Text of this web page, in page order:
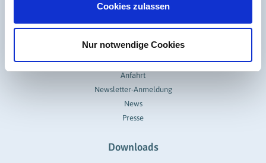
Cookies zulassen
Nur notwendige Cookies
Cookie-Einstellungen
Service
Kontakt
Anfahrt
Newsletter-Anmeldung
News
Presse
Downloads